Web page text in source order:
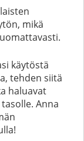
mikä
käytöstä
tehden siitä
haluavat
Anna